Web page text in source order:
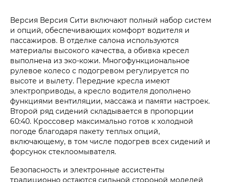
Версия Версия Сити включают полный набор систем
и опций, обеспечивающих комфорт водителя и
пассажиров. В отделке салона используются
материалы высокого качества, а обивка кресел
выполнена из эко-кожи. Многофункциональное
рулевое колесо с подогревом регулируется по
высоте и вылету. Передние кресла имеют
электроприводы, а кресло водителя дополнено
функциями вентиляции, массажа и памяти настроек.
Второй ряд сидений складывается в пропорции
60:40. Кроссовер максимально готов к холодной
погоде благодаря пакету теплых опций,
включающему, в том числе подогрев всех сидений и
форсунок стеклоомывателя.
Безопасность и электронные ассистенты
традиционно остаются сильной стороной моделей